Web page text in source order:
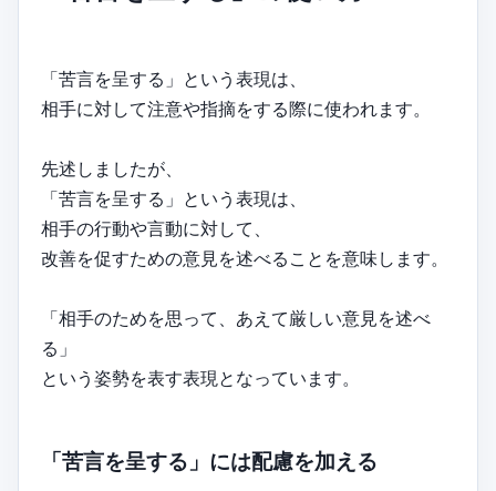
「苦言を呈する」という表現は、
相手に対して注意や指摘をする際に使われます。
先述しましたが、
「苦言を呈する」という表現は、
相手の行動や言動に対して、
改善を促すための意見を述べることを意味します。
「相手のためを思って、あえて厳しい意見を述べ
る」
という姿勢を表す表現となっています。
「苦言を呈する」には配慮を加える